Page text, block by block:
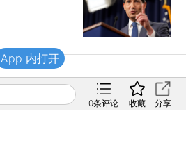
0条评论 收藏 分享
App 内打开